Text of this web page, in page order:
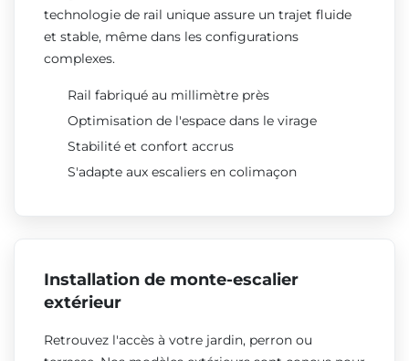
technologie de rail unique assure un trajet fluide
et stable, même dans les configurations
complexes.
Rail fabriqué au millimètre près
Optimisation de l'espace dans le virage
Stabilité et confort accrus
S'adapte aux escaliers en colimaçon
Installation de monte-escalier
extérieur
Retrouvez l'accès à votre jardin, perron ou